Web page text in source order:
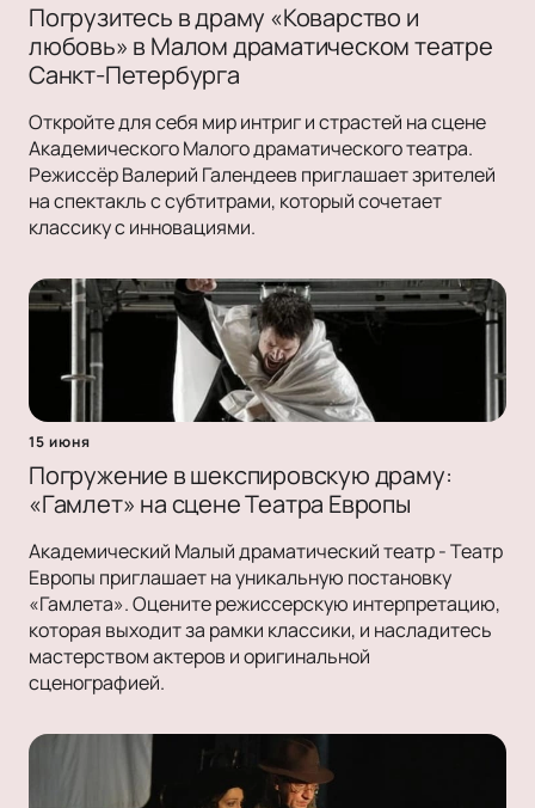
Погрузитесь в драму «Коварство и
любовь» в Малом драматическом театре
Санкт-Петербурга
Откройте для себя мир интриг и страстей на сцене
Академического Малого драматического театра.
Режиссёр Валерий Галендеев приглашает зрителей
на спектакль с субтитрами, который сочетает
классику с инновациями.
15 июня
Погружение в шекспировскую драму:
«Гамлет» на сцене Театра Европы
Академический Малый драматический театр - Театр
Европы приглашает на уникальную постановку
«Гамлета». Оцените режиссерскую интерпретацию,
которая выходит за рамки классики, и насладитесь
мастерством актеров и оригинальной
сценографией.